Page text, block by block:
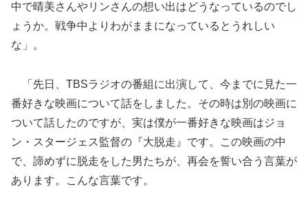
中で晴美さんやリンさんの想い出はどうなっているのでし
ょうか。戦争中よりわがままになっているとうれしい
な」。
「先日、TBSラジオの番組に出演して、今までに見た一
番好きな映画について話をしました。その時は別の映画に
ついて話したのですが、実は僕が一番好きな映画はジョ
ン・スタージェス監督の『大脱走』です。この映画の中
で、諦めずに脱走をした男たちが、再会を誓い合う言葉が
あります。こんな言葉です。